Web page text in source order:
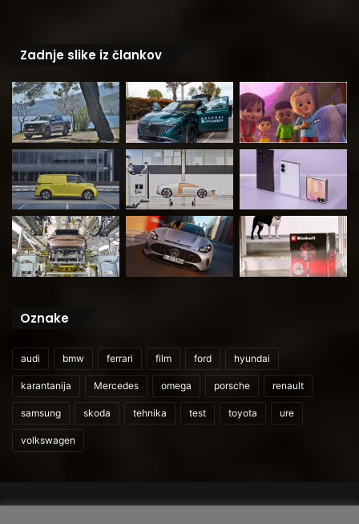
Zadnje slike iz člankov
Oznake
audi bmw ferrari film ford hyundai
karantanija Mercedes omega porsche renault
samsung skoda tehnika test toyota ure
volkswagen